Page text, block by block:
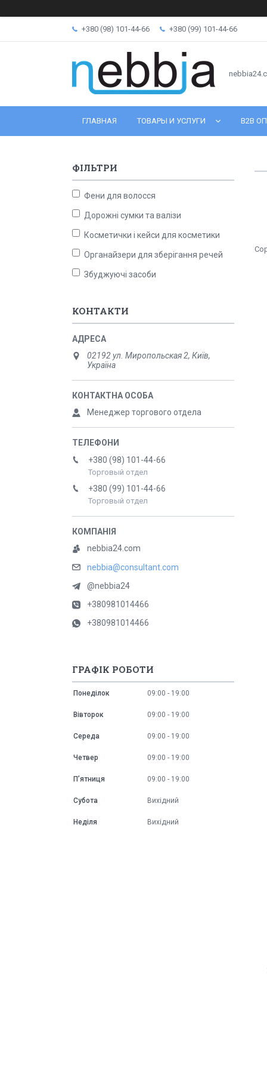
+380 (98) 101-44-66 +380 (99) 101-44-66
ГЛАВНАЯ ТОВАРЫ И УСЛУГИ B2B
ФІЛЬТРИ
Фени для волосся
Дорожні сумки та валізи
Косметички і кейси для косметики
Органайзери для зберігання речей
Збуджуючі засоби
КОНТАКТИ
02192 ул. Миропольская 2, Київ,
Україна
Менеджер торгового отдела
+380 (98) 101-44-66
Торговый отдел
+380 (99) 101-44-66
Торговый отдел
nebbia24.com
nebbia@consultant.com
@nebbia24
+380981014466
+380981014466
ГРАФІК РОБОТИ
Понеділок 09:00 19:00
Вівторок 09:00 19:00
Середа 09:00 19:00
Четвер 09:00 19:00
Пʼятниця 09:00 19:00
Субота Вихідний
Неділя Вихідний